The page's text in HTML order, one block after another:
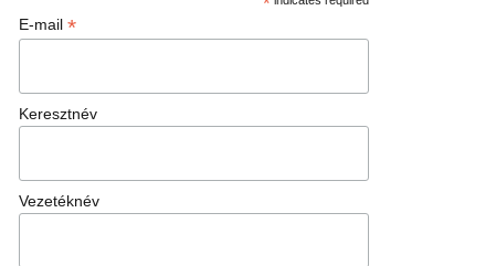
E-mail*
Keresztnév
Vezetéknév